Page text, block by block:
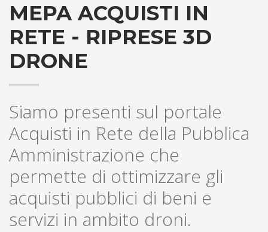
MEPA ACQUISTI IN
RETE - RIPRESE 3D
DRONE
Siamo presenti sul portale
Acquisti in Rete della Pubblica
Amministrazione che
permette di ottimizzare gli
acquisti pubblici di beni e
servizi in ambito droni.